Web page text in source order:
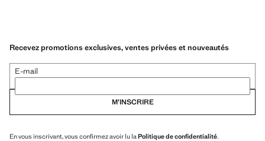
Recevez promotions exclusives, ventes privées et nouveautés
E-mail
M’INSCRIRE
En vous inscrivant, vous confirmez avoir lu la Politique de confidentialité.